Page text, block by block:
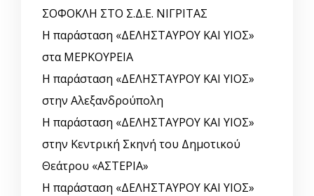
ΣΟΦΟΚΛΗ ΣΤΟ Σ.Δ.Ε. ΝΙΓΡΙΤΑΣ
Η παράσταση «ΔΕΛΗΣΤΑΥΡΟΥ ΚΑΙ ΥΙΟΣ»
στα ΜΕΡΚΟΥΡΕΙΑ
Η παράσταση «ΔΕΛΗΣΤΑΥΡΟΥ ΚΑΙ ΥΙΟΣ»
στην Αλεξανδρούπολη
Η παράσταση «ΔΕΛΗΣΤΑΥΡΟΥ ΚΑΙ ΥΙΟΣ»
στην Κεντρική Σκηνή του Δημοτικού
Θεάτρου «ΑΣΤΕΡΙΑ»
Η παράσταση «ΔΕΛΗΣΤΑΥΡΟΥ ΚΑΙ ΥΙΟΣ»